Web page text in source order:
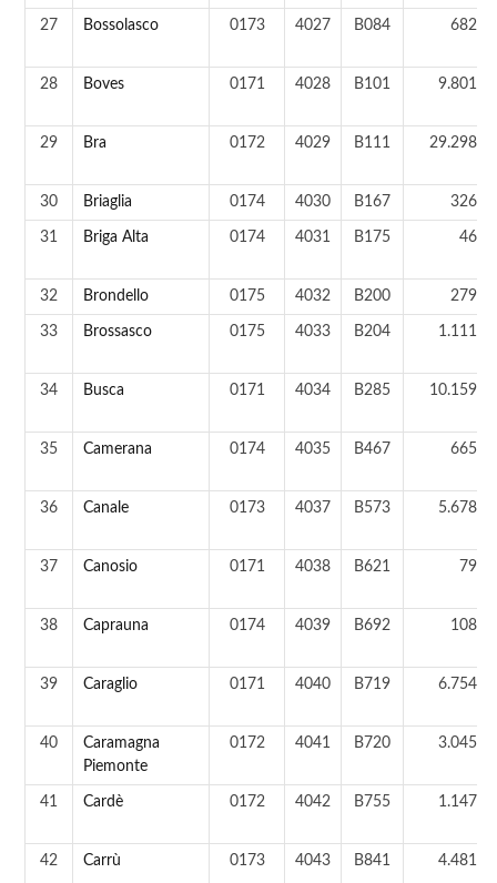
27 Bossolasco 0173 4027 B084 682 ab
28 Boves 0171 4028 B101 9.801 ab
29 Bra 0172 4029 B111 29.298 ab
30 Briaglia 0174 4030 B167 326 ab
31 Briga Alta 0174 4031 B175 46 ab
32 Brondello 0175 4032 B200 279 ab
33 Brossasco 0175 4033 B204 1.111 ab
34 Busca 0171 4034 B285 10.159 ab
35 Camerana 0174 4035 B467 665 ab
36 Canale 0173 4037 B573 5.678 ab
37 Canosio 0171 4038 B621 79 ab
38 Caprauna 0174 4039 B692 108 ab
39 Caraglio 0171 4040 B719 6.754 ab
40
Caramagna
Piemonte
0172 4041 B720 3.045 ab
41 Cardè 0172 4042 B755 1.147 ab
42 Carrù 0173 4043 B841 4.481 ab